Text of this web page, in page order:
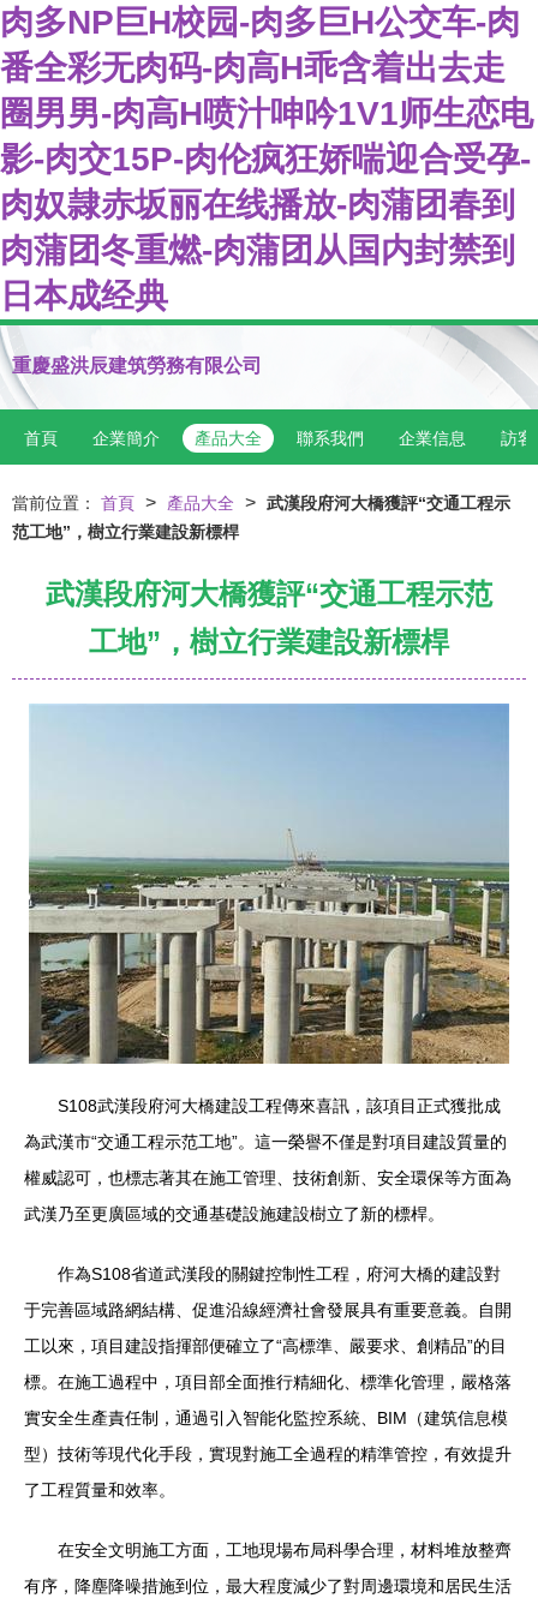
肉多NP巨H校园-肉多巨H公交车-肉
番全彩无肉码-肉高H乖含着出去走
圈男男-肉高H喷汁呻吟1V1师生恋电
影-肉交15P-肉伦疯狂娇喘迎合受孕-
肉奴隷赤坂丽在线播放-肉蒲团春到
肉蒲团冬重燃-肉蒲团从国内封禁到
日本成经典
重慶盛洪辰建筑勞務有限公司
首頁 企業簡介 產品大全 聯系我們 企業信息 訪客
當前位置： 首頁 > 產品大全 > 武漢段府河大橋獲評“交通工程示
范工地”，樹立行業建設新標桿
武漢段府河大橋獲評“交通工程示范
工地”，樹立行業建設新標桿
S108武漢段府河大橋建設工程傳來喜訊，該項目正式獲批成
為武漢市“交通工程示范工地”。這一榮譽不僅是對項目建設質量的
權威認可，也標志著其在施工管理、技術創新、安全環保等方面為
武漢乃至更廣區域的交通基礎設施建設樹立了新的標桿。
作為S108省道武漢段的關鍵控制性工程，府河大橋的建設對
于完善區域路網結構、促進沿線經濟社會發展具有重要意義。自開
工以來，項目建設指揮部便確立了“高標準、嚴要求、創精品”的目
標。在施工過程中，項目部全面推行精細化、標準化管理，嚴格落
實安全生產責任制，通過引入智能化監控系統、BIM（建筑信息模
型）技術等現代化手段，實現對施工全過程的精準管控，有效提升
了工程質量和效率。
在安全文明施工方面，工地現場布局科學合理，材料堆放整齊
有序，降塵降噪措施到位，最大程度減少了對周邊環境和居民生活